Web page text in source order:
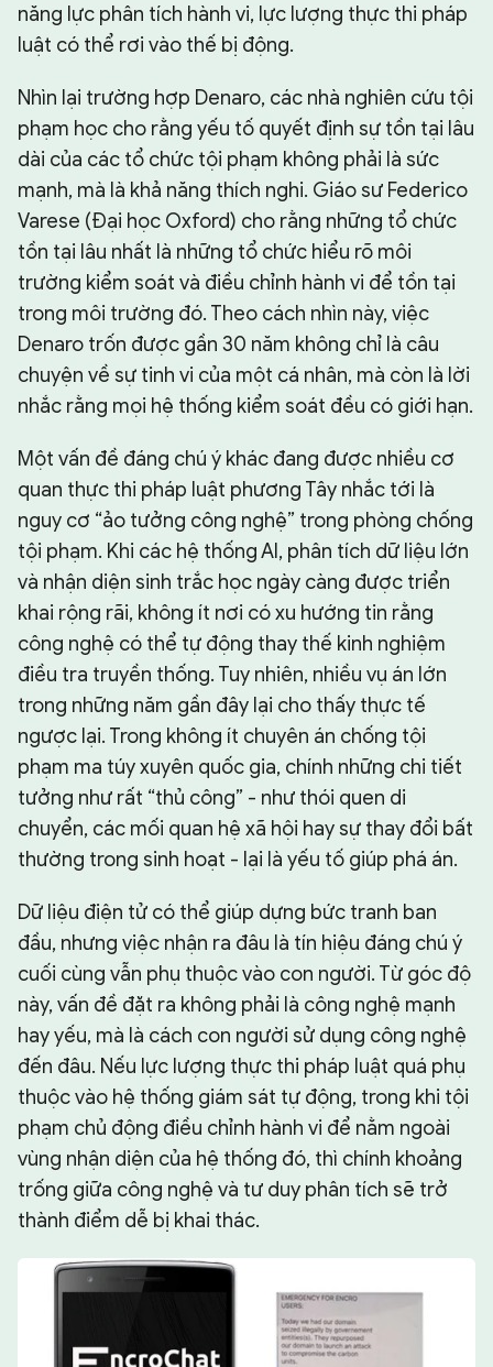
năng lực phân tích hành vi, lực lượng thực thi pháp
luật có thể rơi vào thế bị động.
Nhìn lại trường hợp Denaro, các nhà nghiên cứu tội
phạm học cho rằng yếu tố quyết định sự tồn tại lâu
dài của các tổ chức tội phạm không phải là sức
mạnh, mà là khả năng thích nghi. Giáo sư Federico
Varese (Đại học Oxford) cho rằng những tổ chức
tồn tại lâu nhất là những tổ chức hiểu rõ môi
trường kiểm soát và điều chỉnh hành vi để tồn tại
trong môi trường đó. Theo cách nhìn này, việc
Denaro trốn được gần 30 năm không chỉ là câu
chuyện về sự tinh vi của một cá nhân, mà còn là lời
nhắc rằng mọi hệ thống kiểm soát đều có giới hạn.
Một vấn đề đáng chú ý khác đang được nhiều cơ
quan thực thi pháp luật phương Tây nhắc tới là
nguy cơ “ảo tưởng công nghệ” trong phòng chống
tội phạm. Khi các hệ thống AI, phân tích dữ liệu lớn
và nhận diện sinh trắc học ngày càng được triển
khai rộng rãi, không ít nơi có xu hướng tin rằng
công nghệ có thể tự động thay thế kinh nghiệm
điều tra truyền thống. Tuy nhiên, nhiều vụ án lớn
trong những năm gần đây lại cho thấy thực tế
ngược lại. Trong không ít chuyên án chống tội
phạm ma túy xuyên quốc gia, chính những chi tiết
tưởng như rất “thủ công” - như thói quen di
chuyển, các mối quan hệ xã hội hay sự thay đổi bất
thường trong sinh hoạt - lại là yếu tố giúp phá án.
Dữ liệu điện tử có thể giúp dựng bức tranh ban
đầu, nhưng việc nhận ra đâu là tín hiệu đáng chú ý
cuối cùng vẫn phụ thuộc vào con người. Từ góc độ
này, vấn đề đặt ra không phải là công nghệ mạnh
hay yếu, mà là cách con người sử dụng công nghệ
đến đâu. Nếu lực lượng thực thi pháp luật quá phụ
thuộc vào hệ thống giám sát tự động, trong khi tội
phạm chủ động điều chỉnh hành vi để nằm ngoài
vùng nhận diện của hệ thống đó, thì chính khoảng
trống giữa công nghệ và tư duy phân tích sẽ trở
thành điểm dễ bị khai thác.